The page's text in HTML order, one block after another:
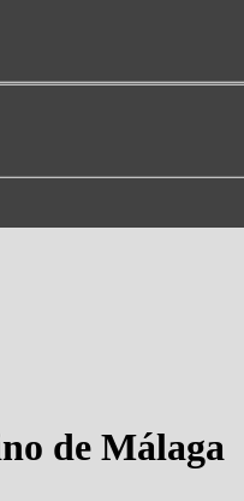
de Málaga